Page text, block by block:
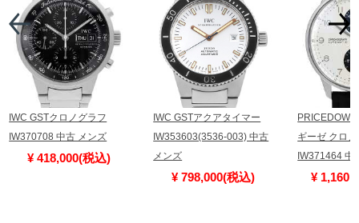
IWC GSTクロノグラフ
IW370708 中古 メンズ
¥ 418,000(税込)
IWC GSTアクアタイマー
IW353603(3536-003) 中古
メンズ
¥ 798,000(税込)
ギーゼ クロ
IW371464
¥